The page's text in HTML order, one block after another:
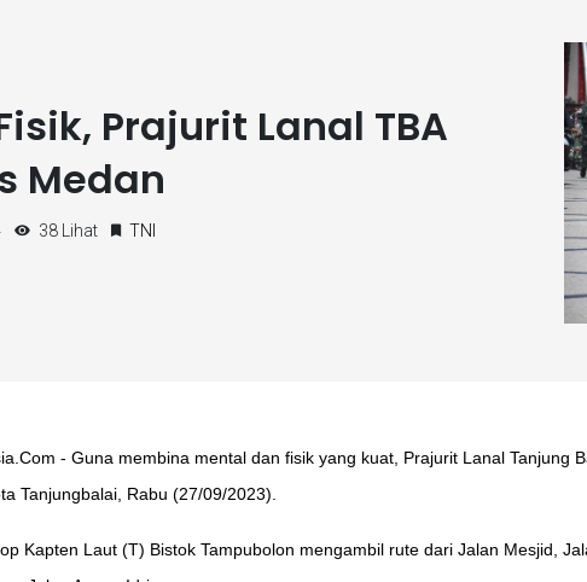
Prajurit Lanal TBA
Medan
38 Lihat TNI
- Guna membina mental dan fisik yang kuat, Prajurit Lanal Tanjung
Tanjungbalai, Rabu (27/09/2023).
Kapten Laut (T) Bistok Tampubolon mengambil rute dari Jalan Mesjid,